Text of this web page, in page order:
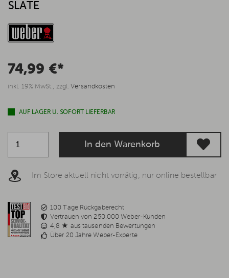
SLATE
74,99 €*
inkl. 19% MwSt., zzgl.Versandkosten
AUF LAGER U. SOFORT LIEFERBAR
In den Warenkorb
Im Store aktuell nicht vorrätig, nur online bestellbar
100 Tage Rückgaberecht
Vertrauen von 250.000 Weber-Kunden
4,8 ★ aus tausenden Bewertungen
Über 20 Jahre Weber-Experte